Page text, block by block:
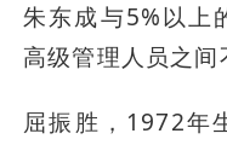
朱东成与5%以上
高级管理人员之间
屈振胜，1972年